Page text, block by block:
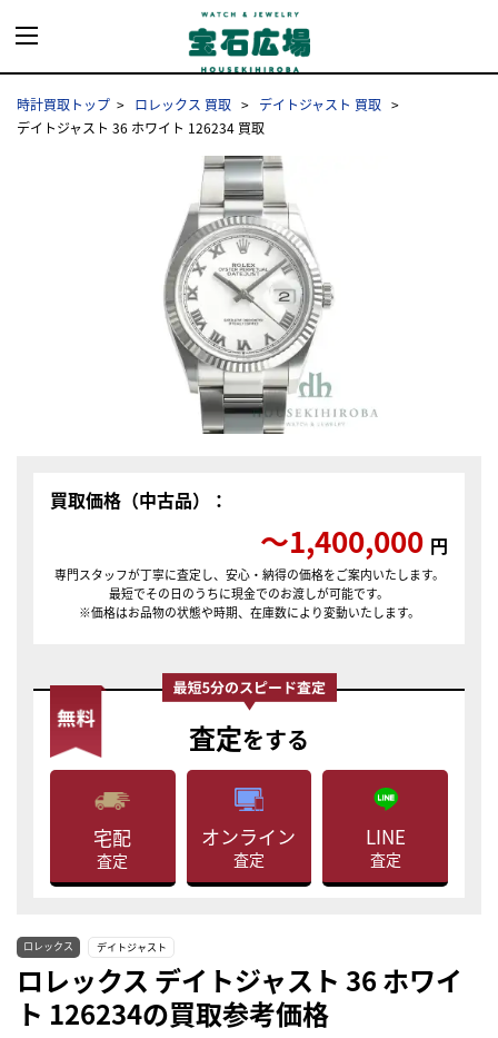
時計買取トップ ロレックス 買取
デイトジャスト 買取
デイトジャスト 36 ホワイト 126234 買取
買取価格（中古品）：
〜1,400,000 円
専門スタッフが丁寧に査定し、安心・納得の価格をご案内いたします。
最短でその日のうちに現金でのお渡しが可能です。
※価格はお品物の状態や時期、在庫数により変動いたします。
査定をする
宅配
査定
オンライン
査定
LINE
査定
ロレックス デイトジャスト
ロレックス デイトジャスト 36 ホワイ
ト 126234の買取参考価格